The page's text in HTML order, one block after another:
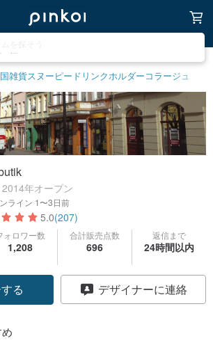
雑貨スヌーピー ドリンクホルダーコラージュ
年オープン
ライン 1〜3日前
5.0(207)
ォロワー数
1,208
合計販売点数
696
返信まで
24時間以内
る デザイナーに連絡